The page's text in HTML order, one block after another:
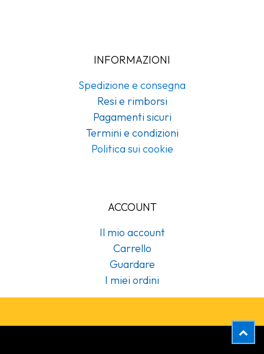
INFORMAZIONI
Spedizione e consegna
Resi e rimborsi
Pagamenti sicuri
Termini e condizioni
Politica sui cookie
ACCOUNT
Il mio account
Carrello
Guardare
I miei ordini